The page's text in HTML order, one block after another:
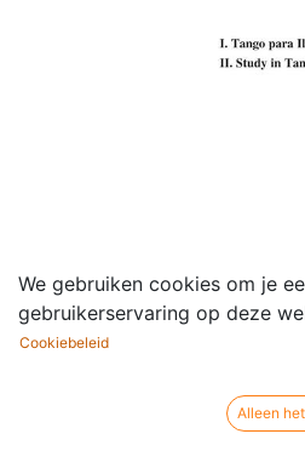
We gebruiken cookies om je
gebruikerservaring op deze
Cookiebeleid
Alleen